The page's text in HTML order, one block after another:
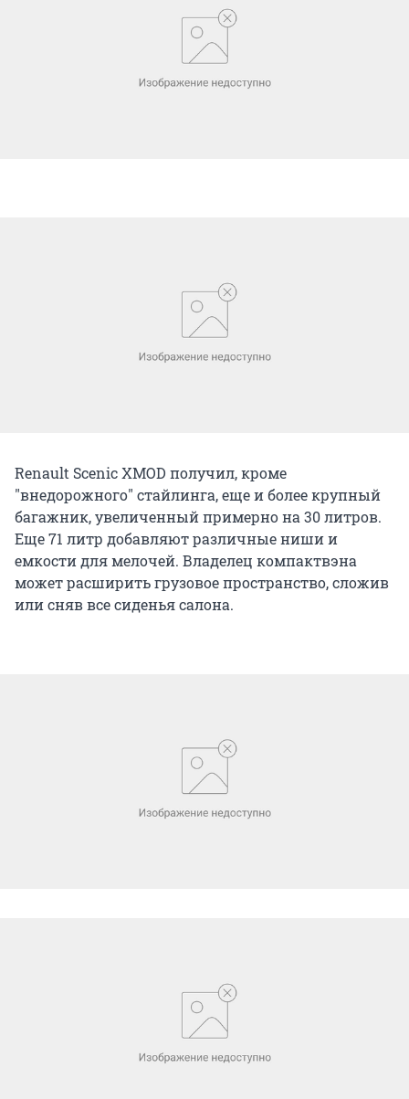
Renault Scenic XMOD получил, кроме
"внедорожного" стайлинга, еще и более крупный
багажник, увеличенный примерно на 30 литров.
Еще 71 литр добавляют различные ниши и
емкости для мелочей. Владелец компактвэна
может расширить грузовое пространство, сложив
или сняв все сиденья салона.